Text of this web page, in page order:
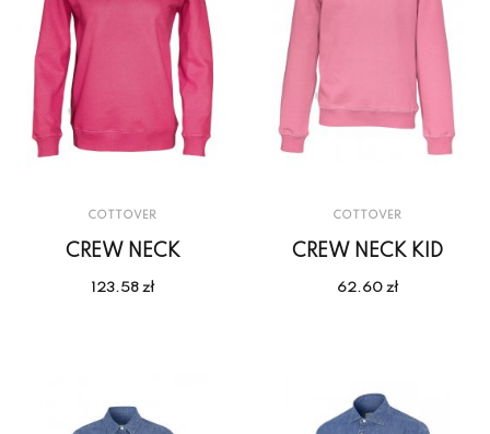
COTTOVER
CREW NECK
123.58 zł
COTTOVER
CREW NECK KID
62.60 zł